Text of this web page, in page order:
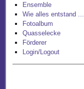
Ensemble
Wie alles entstand ...
Fotoalbum
Quasselecke
Förderer
Login/Logout